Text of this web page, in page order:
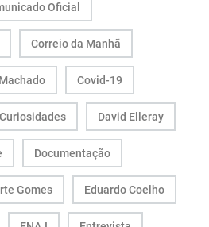
Oficial
Correio da Manhã
Covid-19
Curiosidades David Elleray
Documentação
Gomes Eduardo Coelho